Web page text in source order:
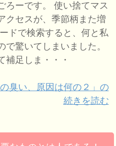
ろーです。 使い捨てマス
クセスが、季節柄また増
ドで検索すると、何と私
驚いてしまいました。
補足しま・・・
臭い、原因は何の２」の
続きを読む